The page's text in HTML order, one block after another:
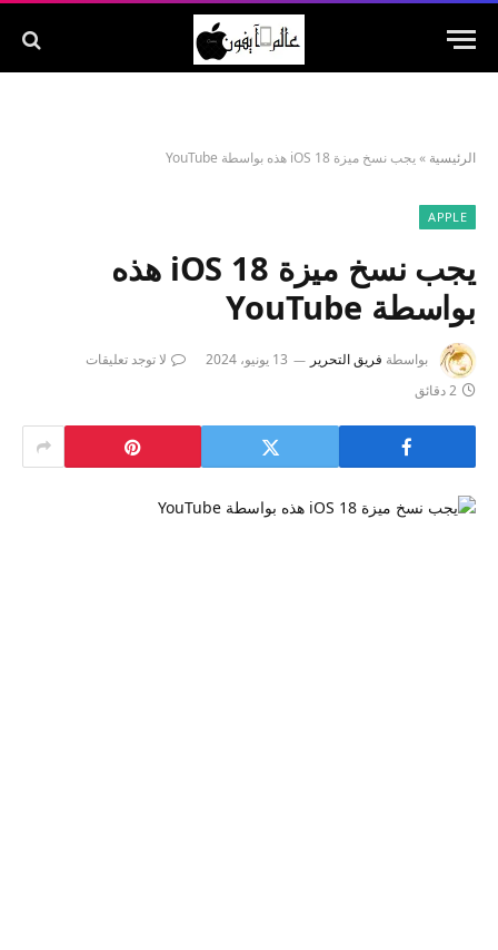
الرئيسية »يجب نسخ ميزة iOS 18 هذه بواسطة YouTube
APPLE
يجب نسخ ميزة iOS 18 هذه
بواسطة YouTube
بواسطة فريق التحرير 13 يونيو، 2024
لا توجد تعليقات
2 دقائق